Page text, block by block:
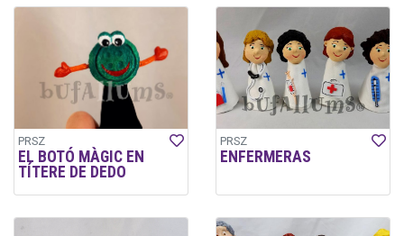
PRSZ
EL BOTÓ MÀGIC EN
TÍTERE DE DEDO
PRSZ
ENFERMERAS